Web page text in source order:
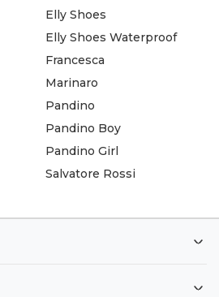
Elly Shoes
Elly Shoes Waterproof
Francesca
Marinaro
Pandino
Pandino Boy
Pandino Girl
Salvatore Rossi